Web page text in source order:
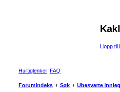
Hopp til
Hurtiglenker FAQ
Forumindeks Søk Ubesvarte